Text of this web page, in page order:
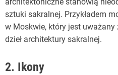
architektoniczne stanowią
sztuki sakralnej. Przykładem
w Moskwie, który jest
dzieł architektury sakralnej.
2. Ikony